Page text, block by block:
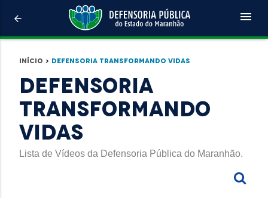
arrow_back menu
Início > Defensoria Transformando Vidas
Defensoria
Transformando
Vidas
Lista de Vídeos da Defensoria Pública do Maranhão.